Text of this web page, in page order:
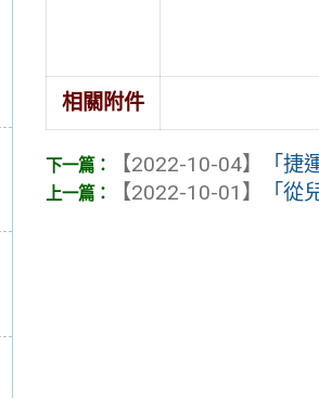
相關附件
【2022-10-04】
「
【2022-10-01】
「